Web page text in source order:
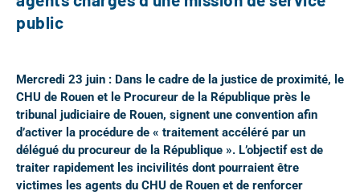
public
Mercredi 23 juin : Dans le cadre de la justice de proximité, le
CHU de Rouen et le Procureur de la République près le
tribunal judiciaire de Rouen, signent une convention afin
d’activer la procédure de « traitement accéléré par un
délégué du procureur de la République ». L’objectif est de
traiter rapidement les incivilités dont pourraient être
victimes les agents du CHU de Rouen et de renforcer